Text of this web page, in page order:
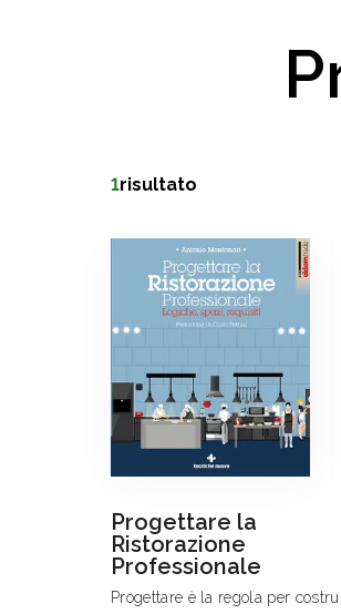
1risultato
Progettare la
Ristorazione
Professionale
Progettare è la regola per